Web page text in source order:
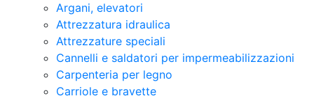
Argani, elevatori
Attrezzatura idraulica
Attrezzature speciali
Cannelli e saldatori per impermeabilizzazioni
Carpenteria per legno
Carriole e bravette